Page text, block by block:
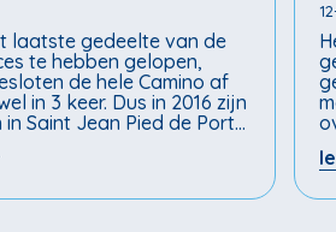
laatste gedeelte van de
te hebben gelopen,
de hele Camino af
in 3 keer. Dus in 2016 zijn
Saint Jean Pied de Port
Topo Aktief en lokaal
Sarria gewandeld. Ook